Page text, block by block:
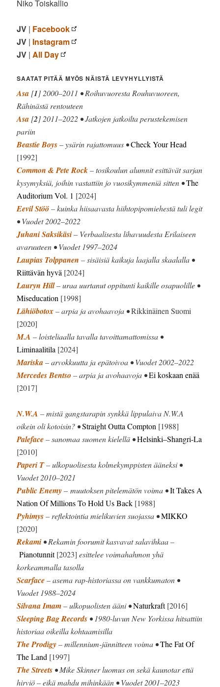
Niko Toiskallio
JV | Facebook
JV | Instagram
JV |All Day
SAATAT PITÄÄ MYÖS NÄISTÄ LEVYHYLLYISTÄ
Asa [1] 2000–2011 • Roihuvuoresta Rouhuvuoreen,
Rähinästä rentouteen
Asa [2] 2011–2022 • Jatkojen jatkoilta perustekemisen
pariin
Beastie Boys– ysärin rajattomuus •Check Your Head
[1992]
Common & Pete Rock– tosikoulun alumnit esittävät sarjan
kysymyksiä, joihin vastattiin jo vuosikymmeniä sitten •The
Auditorium Vol. 1 [2024]
Eevil Stöö– kuinka hiisaavasta hiihtopipomiehestä tuli legit
• Vuodet 2002–2022
Juhani Saksikäsi– Verbaalisesta lihavuudesta Erilaiseen
avaruuteen • Vuodet 1997–2024
Laupias Tolppanen – sisäisiä kaikuja laajalla skaalalla •
Riittävän hyvä [2024]
Lauryn Hill– uraa uurtanut oppitunti kaikille osapuolille •
Miseducation [1998]
Lähiöbotox– arpia ja avohaavoja •Rikkinäinen Suomi
[2020]
M.A – loisteliaalla tavalla tavoittamattomissa •
Liminaalitila [2024]
Mariska– arvokkuutta ja epätoivoa • Vuodet 2002–2022
Mercedes Bentso – arpia ja avohaavoja •Ei koskaan enää
[2017]
N.W.A – mistä gangstarapin synkkä lippulaiva N.W.A
oikein oli kotoisin? •Straight Outta Compton [1988]
Paleface– sanomaa suomen kielellä •Helsinki–Shangri-La
[2010]
Paperi T– ulkopuolisesta kolmekymppisten ääneksi •
Vuodet 2010–2021
Public Enemy– muutoksen pitelemätön voima •It Takes A
Nation Of Millions To Hold Us Back [1988]
Pyhimys– reflektointia mielikuvien suojassa •MIKKO
[2020]
Rekami • Rekamin foorumit kasvavat salavihkaa –
Pianotunnit[2023] esittelee voimahahmon yhä
korkeammalla tasolla
Scarface– asema rap-historiassa on vankkumaton •
Vuodet 1988–2024
Silvana Imam– ulkopuolisten ääni •Naturkraft[2016]
Sleeping Bag Records • 1980-luvun New Yorkissa hitsattiin
historiaa oikeilla kohtaamisilla
The Prodigy– millennium-jännitteen voima •The Fat Of
The Land [1997]
The Streets • Mike Skinner luomus on sekä kaunotar että
hirviö – eikä mahdu mihinkään • Vuodet 2001–2023